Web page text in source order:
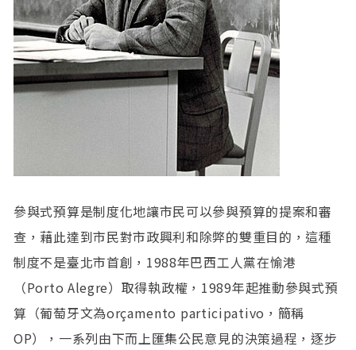
參與式預算是制度化地讓市民可以參與預算的提案和審
查，藉此達到市民對市政興利和除弊的雙重目的，這種
制度不是臺北市首創，1988年巴西工人黨在愉港
（Porto Alegre）取得執政權，1989年起推動參與式預
算（葡萄牙文為orçamento participativo，簡稱
OP），一系列由下而上匯集公民意見的決策過程，逐步